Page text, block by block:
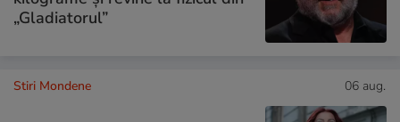
„Gladiatorul”
Stiri Mondene 06 aug.